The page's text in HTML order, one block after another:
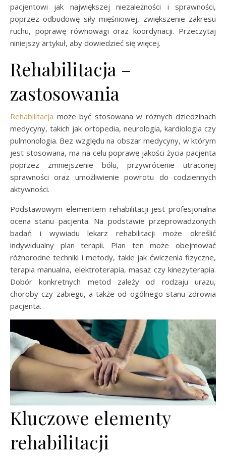
pacjentowi jak największej niezależności i sprawności,
poprzez odbudowę siły mięśniowej, zwiększenie zakresu
ruchu, poprawę równowagi oraz koordynacji. Przeczytaj
niniejszy artykuł, aby dowiedzieć się więcej.
Rehabilitacja –
zastosowania
Rehabilitacja może być stosowana w różnych dziedzinach
medycyny, takich jak ortopedia, neurologia, kardiologia czy
pulmonologia. Bez względu na obszar medycyny, w którym
jest stosowana, ma na celu poprawę jakości życia pacjenta
poprzez zmniejszenie bólu, przywrócenie utraconej
sprawności oraz umożliwienie powrotu do codziennych
aktywności.
Podstawowym elementem rehabilitacji jest profesjonalna
ocena stanu pacjenta. Na podstawie przeprowadzonych
badań i wywiadu lekarz rehabilitacji może określić
indywidualny plan terapii. Plan ten może obejmować
różnorodne techniki i metody, takie jak ćwiczenia fizyczne,
terapia manualna, elektroterapia, masaż czy kinezyterapia.
Dobór konkretnych metod zależy od rodzaju urazu,
choroby czy zabiegu, a także od ogólnego stanu zdrowia
pacjenta.
Kluczowe elementy
rehabilitacji